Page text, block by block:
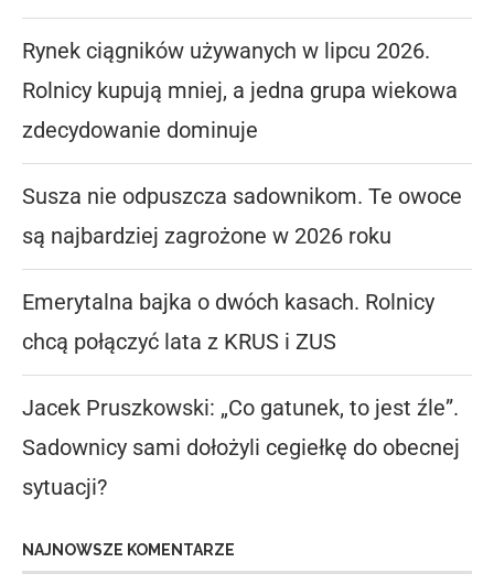
Rynek ciągników używanych w lipcu 2026.
Rolnicy kupują mniej, a jedna grupa wiekowa
zdecydowanie dominuje
Susza nie odpuszcza sadownikom. Te owoce
są najbardziej zagrożone w 2026 roku
Emerytalna bajka o dwóch kasach. Rolnicy
chcą połączyć lata z KRUS i ZUS
Jacek Pruszkowski: „Co gatunek, to jest źle”.
Sadownicy sami dołożyli cegiełkę do obecnej
sytuacji?
NAJNOWSZE KOMENTARZE